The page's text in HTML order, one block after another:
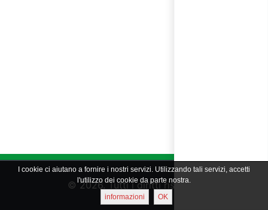
© 2026. Tutti i diritti riservati
I cookie ci aiutano a fornire i nostri servizi. Utilizzando tali servizi, accetti
l'utilizzo dei cookie da parte nostra.
informazioni
OK